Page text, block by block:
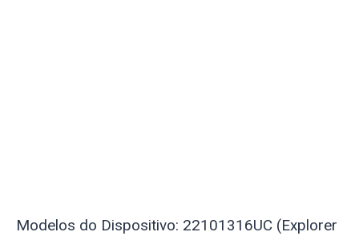
Modelos do Dispositivo: 22101316UC (Explorer